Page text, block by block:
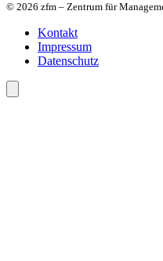
© 2026 zfm – Zentrum für
Kontakt
Impressum
Datenschutz